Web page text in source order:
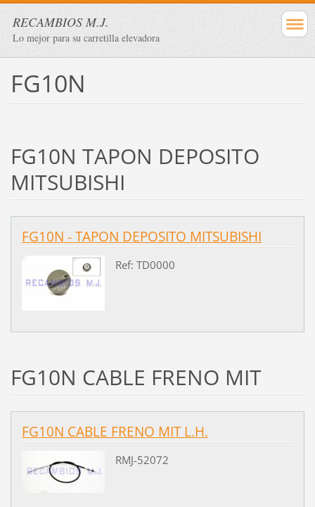
RECAMBIOS M.J.
Lo mejor para su carretilla elevadora
FG10N
FG10N TAPON DEPOSITO
MITSUBISHI
FG10N - TAPON DEPOSITO MITSUBISHI
Ref: TD0000
FG10N CABLE FRENO MIT
FG10N CABLE FRENO MIT L.H.
RMJ-52072